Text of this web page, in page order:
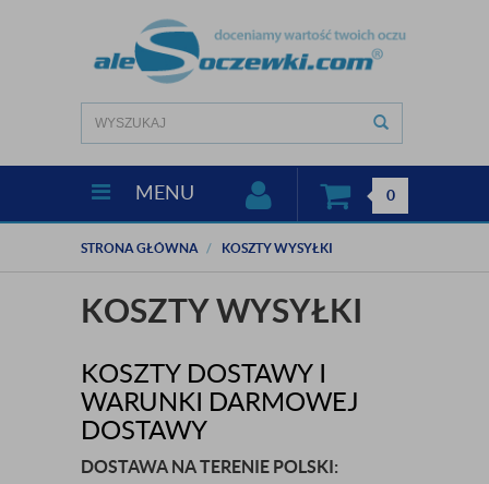
MENU 0
STRONA GŁÓWNA KOSZTY WYSYŁKI
KOSZTY WYSYŁKI
KOSZTY DOSTAWY I
WARUNKI DARMOWEJ
DOSTAWY
DOSTAWA NA TERENIE POLSKI: